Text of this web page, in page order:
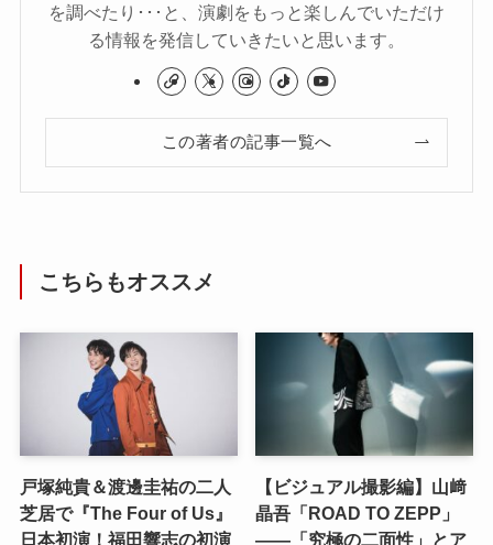
を調べたり･･･と、演劇をもっと楽しんでいただけ
る情報を発信していきたいと思います。
この著者の記事一覧へ
こちらもオススメ
戸塚純貴＆渡邊圭祐の二人
芝居で『The Four of Us』
日本初演！福田響志の初演
【ビジュアル撮影編】山﨑
晶吾「ROAD TO ZEPP」
――「究極の二面性」とア